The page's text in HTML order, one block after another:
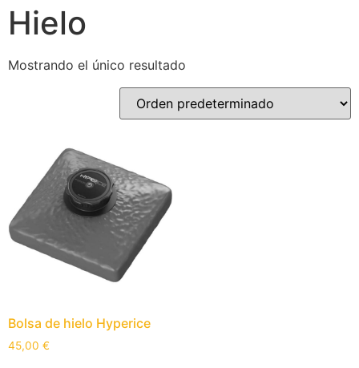
Hielo
Mostrando el único resultado
Bolsa de hielo Hyperice
45,00 €